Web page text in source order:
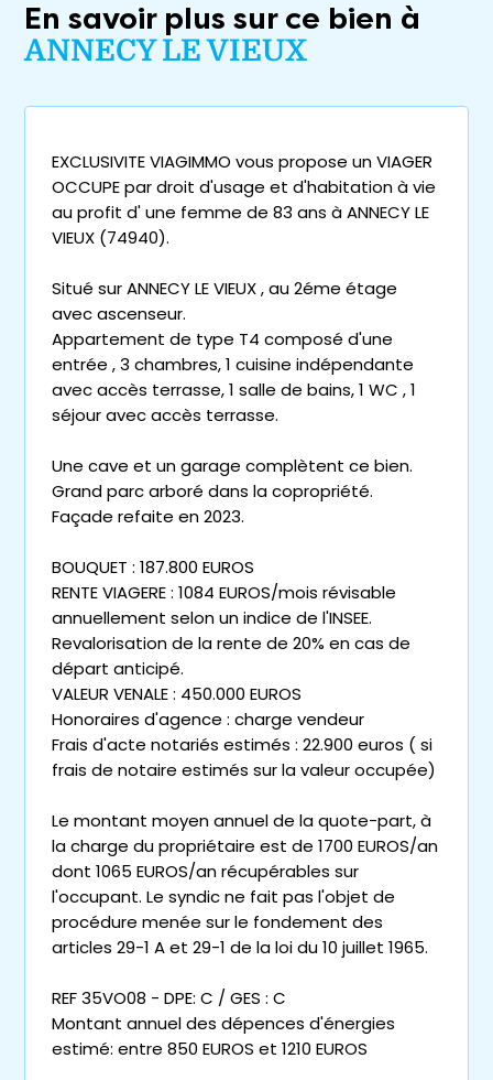
En savoir plus sur ce bien à
ANNECY LE VIEUX
EXCLUSIVITE VIAGIMMO vous propose un VIAGER
OCCUPE par droit d'usage et d'habitation à vie
au profit d' une femme de 83 ans à ANNECY LE
VIEUX (74940).
Situé sur ANNECY LE VIEUX , au 2éme étage
avec ascenseur.
Appartement de type T4 composé d'une
entrée , 3 chambres, 1 cuisine indépendante
avec accès terrasse, 1 salle de bains, 1 WC , 1
séjour avec accès terrasse.
Une cave et un garage complètent ce bien.
Grand parc arboré dans la copropriété.
Façade refaite en 2023.
BOUQUET : 187.800 EUROS
RENTE VIAGERE : 1084 EUROS/mois révisable
annuellement selon un indice de l'INSEE.
Revalorisation de la rente de 20% en cas de
départ anticipé.
VALEUR VENALE : 450.000 EUROS
Honoraires d'agence : charge vendeur
Frais d'acte notariés estimés : 22.900 euros ( si
frais de notaire estimés sur la valeur occupée)
Le montant moyen annuel de la quote-part, à
la charge du propriétaire est de 1700 EUROS/an
dont 1065 EUROS/an récupérables sur
l'occupant. Le syndic ne fait pas l'objet de
procédure menée sur le fondement des
articles 29-1 A et 29-1 de la loi du 10 juillet 1965.
REF 35VO08 - DPE: C / GES : C
Montant annuel des dépences d'énergies
estimé: entre 850 EUROS et 1210 EUROS